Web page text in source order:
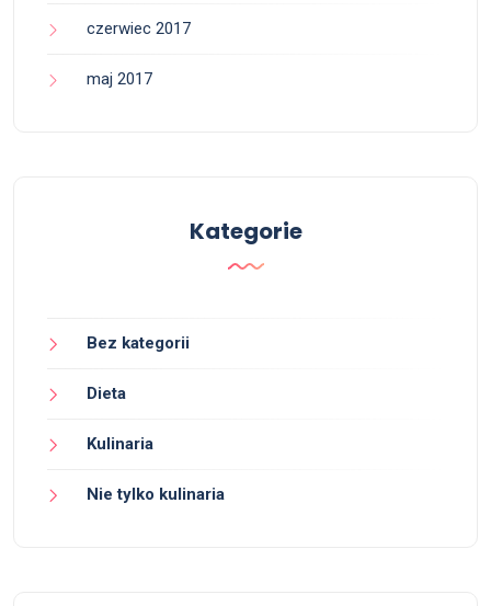
czerwiec 2017
maj 2017
Kategorie
Bez kategorii
Dieta
Kulinaria
Nie tylko kulinaria